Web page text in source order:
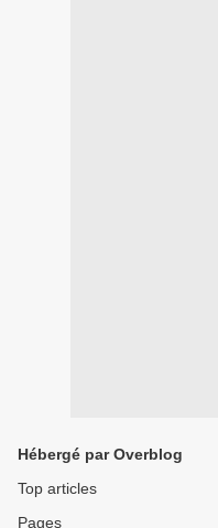
Hébergé par Overblog
Top articles
Pages